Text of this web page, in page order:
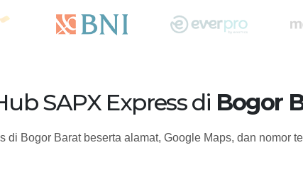
SAPX Express di Bogor
di Bogor Barat beserta alamat, Google Maps, dan nomor